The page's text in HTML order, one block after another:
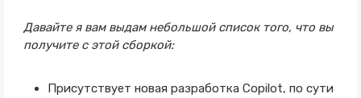
Давайте я вам выдам небольшой список того, что вы
получите с этой сборкой:
Присутствует новая разработка Copilot, по сути